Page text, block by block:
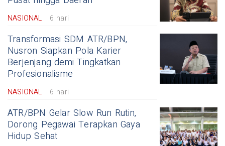
NASIONAL 6 hari
Transformasi SDM ATR/BPN,
Nusron Siapkan Pola Karier
Berjenjang demi Tingkatkan
Profesionalisme
NASIONAL 6 hari
ATR/BPN Gelar Slow Run Rutin,
Dorong Pegawai Terapkan Gaya
Hidup Sehat